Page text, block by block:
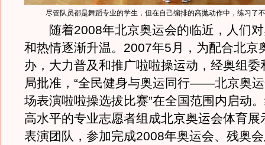
尽管队员都是舞蹈专业的学生，但在自己编排的高抛动作中，练习了
随着2008年北京奥运会的临近，人们对
和热情逐渐升温。2007年5月，为配合北京
办，大力普及和推广啦啦操运动，经奥组委
局批准，“全民健身与奥运同行——北京奥
场表演啦啦操选拔比赛”在全国范围内启动
高水平的专业志愿者组成北京奥运会体育展
表演团队，参加完成2008年奥运会、残奥